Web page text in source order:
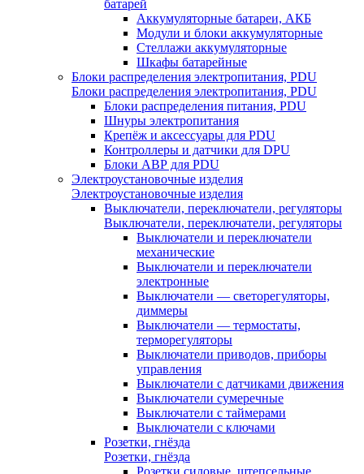
батарей
Аккумуляторные батареи, АКБ
Модули и блоки аккумуляторные
Стеллажи аккумуляторные
Шкафы батарейные
Блоки распределения электропитания, PDU
Блоки распределения электропитания, PDU
Блоки распределения питания, PDU
Шнуры электропитания
Крепёж и аксессуары для PDU
Контроллеры и датчики для DPU
Блоки АВР для PDU
Электроустановочные изделия
Электроустановочные изделия
Выключатели, переключатели, регуляторы
Выключатели, переключатели, регуляторы
Выключатели и переключатели
механические
Выключатели и переключатели
электронные
Выключатели — светорегуляторы,
диммеры
Выключатели — термостаты,
терморегуляторы
Выключатели приводов, приборы
управления
Выключатели с датчиками движения
Выключатели сумеречные
Выключатели с таймерами
Выключатели с ключами
Розетки, гнёзда
Розетки, гнёзда
Розетки силовые, штепсельные